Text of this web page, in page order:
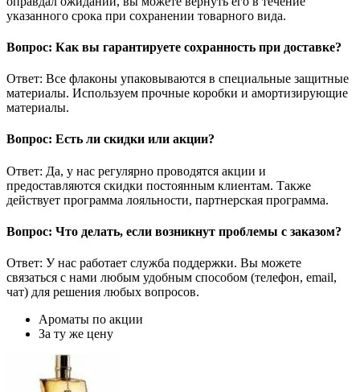
указанного срока при сохранении товарного вида.
Вопрос: Как вы гарантируете сохранность при доставке?
Ответ: Все флаконы упаковываются в специальные защитные
материалы. Используем прочные коробки и амортизирующие
материалы.
Вопрос: Есть ли скидки или акции?
Ответ: Да, у нас регулярно проводятся акции и
предоставляются скидки постоянным клиентам. Также
действует программа лояльности, партнерская программа.
Вопрос: Что делать, если возникнут проблемы с заказом?
Ответ: У нас работает служба поддержки. Вы можете
связаться с нами любым удобным способом (телефон, email,
чат) для решения любых вопросов.
Ароматы по акции
За ту же цену